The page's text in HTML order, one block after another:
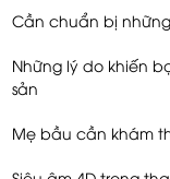
Cần chuẩn bị
Những lý do khiến
sản
Mẹ bầu cần khám